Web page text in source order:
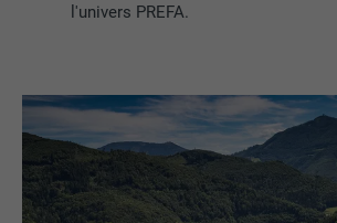
l'univers PREFA.